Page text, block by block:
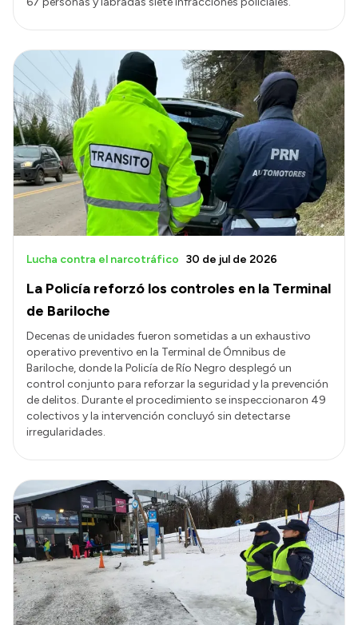
La Policía reforzó los controles en la Terminal
de Bariloche
Lucha contra el narcotráfico 30 de jul de 2026
Decenas de unidades fueron sometidas a un exhaustivo
operativo preventivo en la Terminal de Ómnibus de
Bariloche, donde la Policía de Río Negro desplegó un
control conjunto para reforzar la seguridad y la prevención
de delitos. Durante el procedimiento se inspeccionaron 49
colectivos y la intervención concluyó sin detectarse
irregularidades.